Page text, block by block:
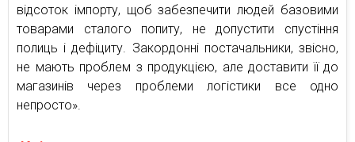
відсоток імпорту, щоб забезпечити людей базовими
товарами сталого попиту, не допустити спустіння
полиць і дефіциту. Закордонні постачальники, звісно,
не мають проблем з продукцією, але доставити її до
магазинів через проблеми логістики все одно
непросто».